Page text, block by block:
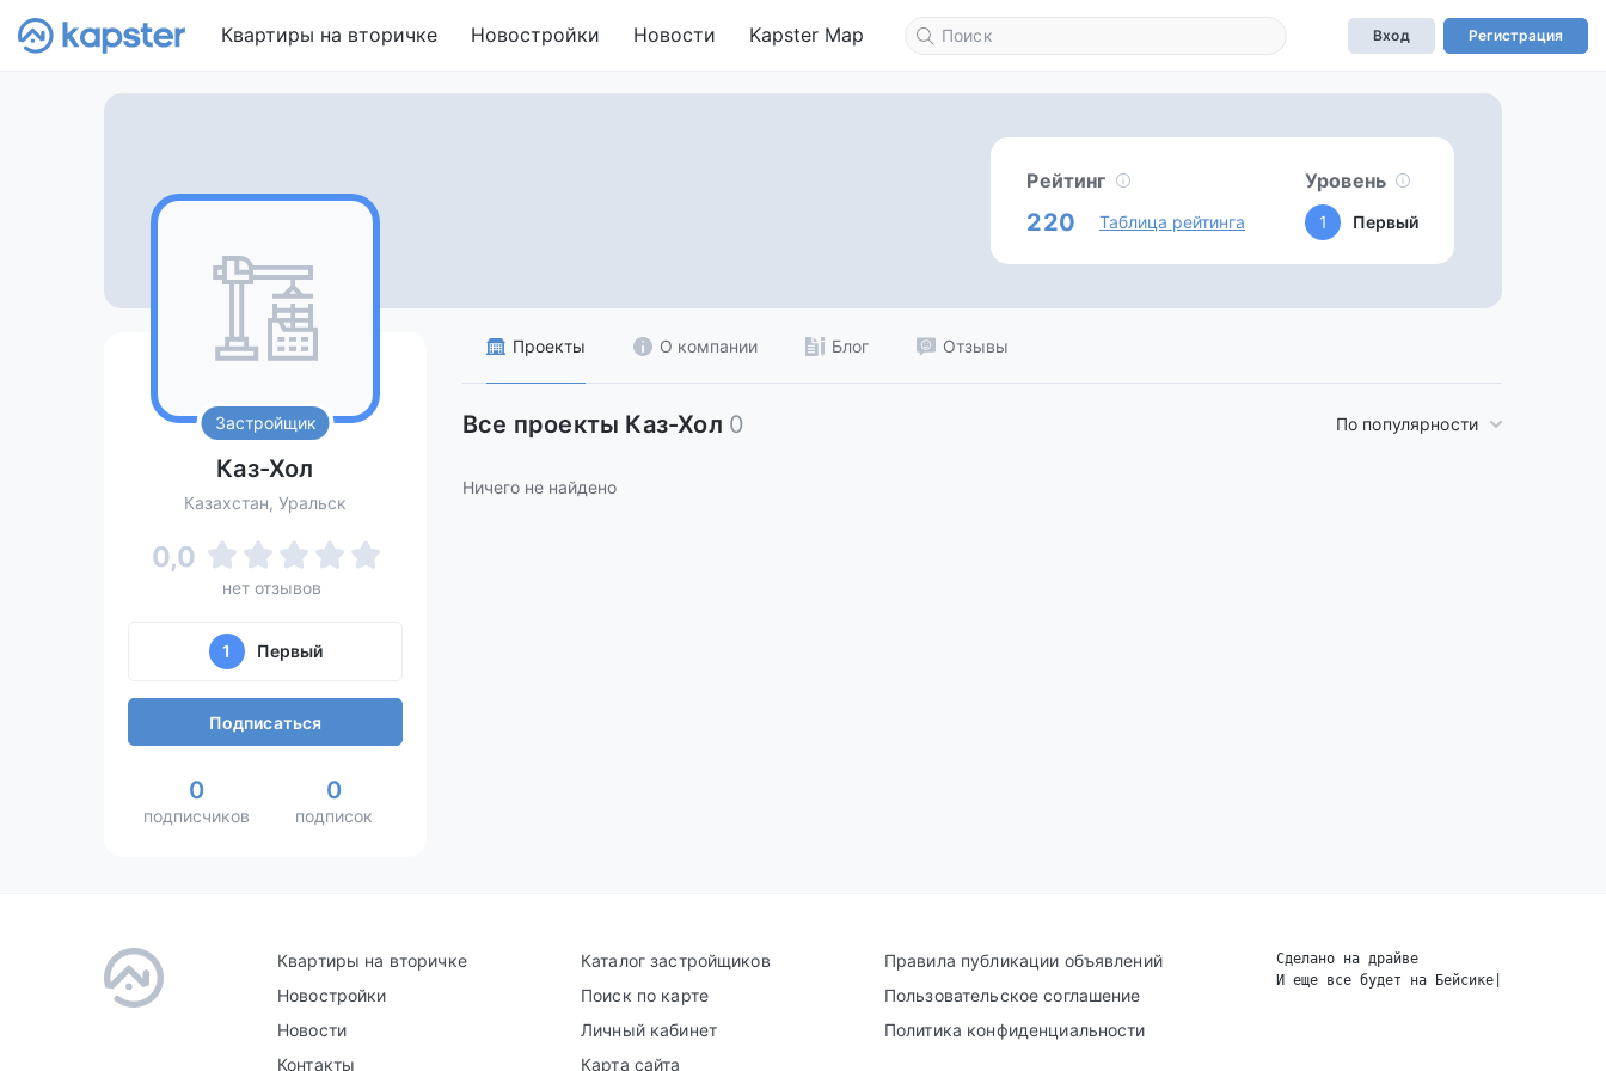
Квартиры на вторичке Новостройки Новости Kapster Map Вход Регистрация
Рейтинг
220 Таблица рейтинга
Уровень
1 Первый
Застройщик
Каз-Хол
Казахстан, Уральск
0,0
нет отзывов
1 Первый
Подписаться
0
подписчиков
0
подписок
Проекты О компании Блог Отзывы
Все проекты Каз-Хол 0 По популярности
Ничего не найдено
Квартиры на вторичке
Новостройки
Новости
Контакты
Каталог застройщиков
Поиск по карте
Личный кабинет
Карта сайта
Правила публикации объявлений
Пользовательское соглашение
Политика конфиденциальности
Сделано на драйве
И еще все будет на Бейсике